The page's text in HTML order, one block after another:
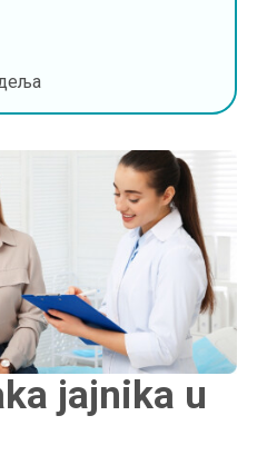
jajnika u